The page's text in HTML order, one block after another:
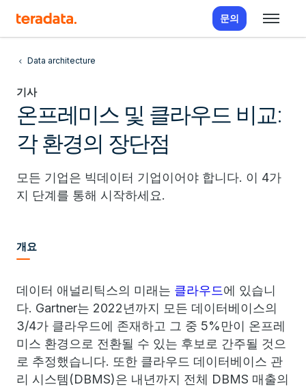
문의
Data architecture
기사
온프레미스 및 클라우드 비교:
각 환경의 장단점
모든 기업은 빅데이터 기업이어야 합니다. 이 4가
지 단계를 통해 시작하세요.
개요
데이터 애널리틱스의 미래는 클라우드에 있습니
다. Gartner는 2022년까지 모든 데이터베이스의
3/4가 클라우드에 존재하고 그 중 5%만이 온프레
미스 환경으로 전환될 수 있는 후보로 간주될 것으
로 추정했습니다. 또한 클라우드 데이터베이스 관
리 시스템(DBMS)은 내년까지 전체 DBMS 매출의